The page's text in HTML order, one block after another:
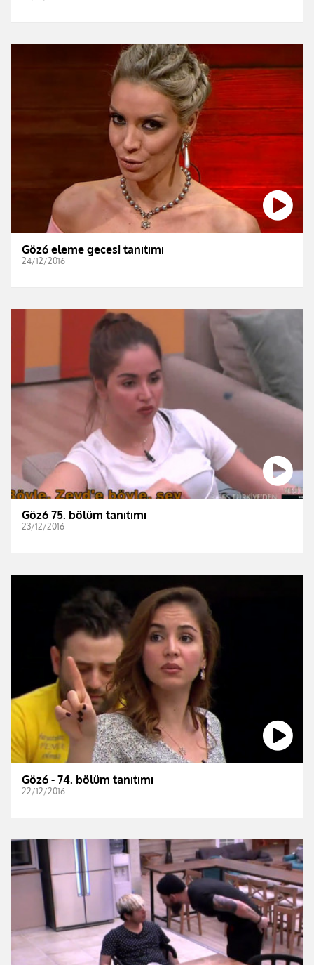
Göz6 eleme gecesi tanıtımı
24/12/2016
Göz6 75. bölüm tanıtımı
23/12/2016
Göz6 - 74. bölüm tanıtımı
22/12/2016